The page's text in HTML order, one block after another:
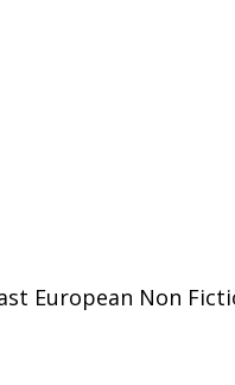
European Non